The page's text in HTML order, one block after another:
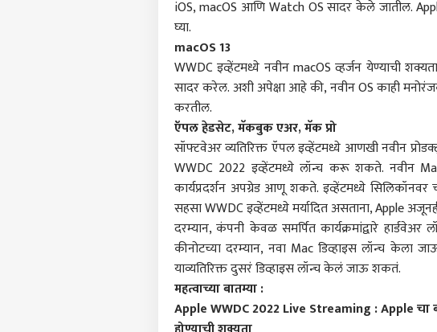
iOS, macOS आणि Watch OS सादर केले जातील.
घ्या.
macOS 13
WWDC इव्हेंटमध्ये नवीन macOS व्हर्जन येण्याची
सादर करेल. अशी अपेक्षा आहे की, नवीन OS काही
करतील.
ऍपल हेडसेट, मॅकबुक एअर, मॅक प्रो
सॉफ्टवेअर व्यतिरिक्त ऍपल इव्हेंटमध्ये आणखी नवीन
WWDC 2022 इव्हेंटमध्ये लॉन्च करू शकते. नवीन
कार्यप्रदर्शन अपग्रेड आणू शकते. इव्हेंटमध्ये
सहसा WWDC इव्हेंटमध्ये मर्यादित असताना, Apple
दरम्यान, कंपनी केवळ समर्पित कार्यक्रमांद्वारे
कीनोटच्या दरम्यान, नवा Mac डिव्हाइस लॉन्च
याव्यतिरिक्त दुसरं डिव्हाइस लॉन्च केलं जाऊ शकतं.
महत्वाच्या बातम्या :
Apple WWDC 2022 Live Streaming : Apple चा
हॅलो गेस्ट
पर्सनल कॉर्नर